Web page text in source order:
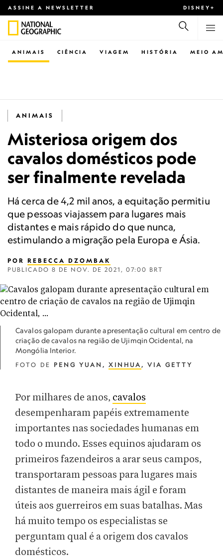
ASSINE A NEWSLETTER DISNEY+
CIÊNCIA VIAGEM
ANIMAIS HISTÓRIA MEIO
ANIMAIS
Misteriosa origem dos
cavalos domésticos pode
ser finalmente revelada
Há cerca de 4,2 mil anos, a equitação permitiu
que pessoas viajassem para lugares mais
distantes e mais rápido do que nunca,
estimulando a migração pela Europa e Ásia.
POR REBECCA DZOMBAK
PUBLICADO 8 DE NOV. DE 2021, 07:00 BRT
Cavalos galopam durante apresentação cultural em centro de
criação de cavalos na região de Ujimqin Ocidental, na
Mongólia Interior.
FOTO DE PENG YUAN, XINHUA , VIA GETTY
Por milhares de anos, cavalos
desempenharam papéis extremamente
importantes nas sociedades humanas em
todo o mundo. Esses equinos ajudaram os
primeiros fazendeiros a arar seus campos,
transportaram pessoas para lugares mais
distantes de maneira mais ágil e foram
úteis aos guerreiros em suas batalhas. Mas
há muito tempo os especialistas se
perguntam qual é a origem dos cavalos
domésticos.